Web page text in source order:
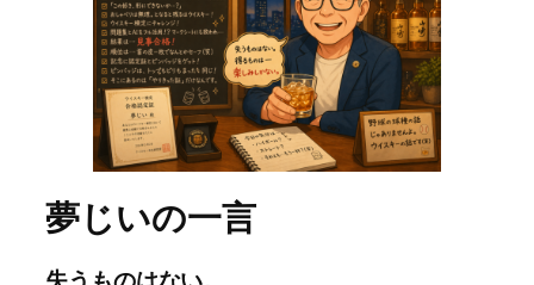
夢じいの一言